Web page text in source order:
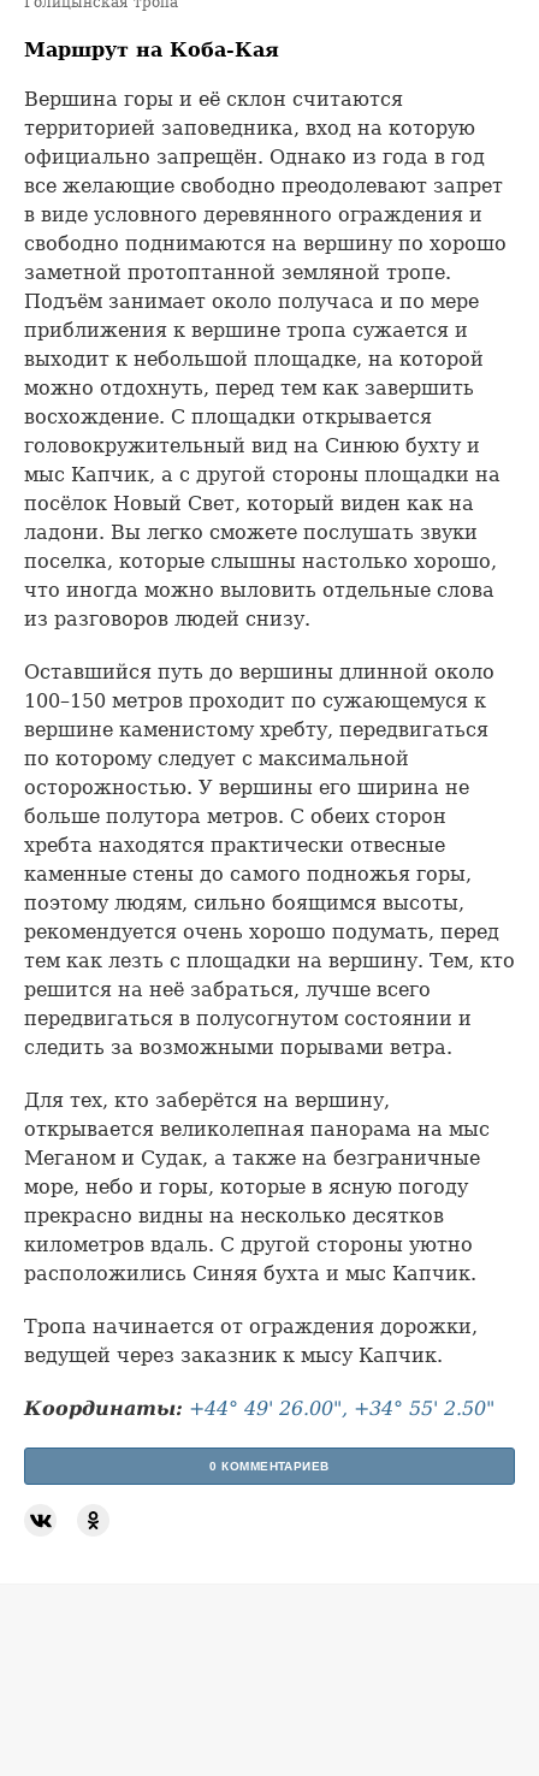
Маршрут на Коба-Кая
Вершина горы и её склон считаются
территорией заповедника, вход на которую
официально запрещён. Однако из года в год
все желающие свободно преодолевают запрет
в виде условного деревянного ограждения и
свободно поднимаются на вершину по хорошо
заметной протоптанной земляной тропе.
Подъём занимает около получаса и по мере
приближения к вершине тропа сужается и
выходит к небольшой площадке, на которой
можно отдохнуть, перед тем как завершить
восхождение. С площадки открывается
головокружительный вид на Синюю бухту и
мыс Капчик, а с другой стороны площадки на
посёлок Новый Свет, который виден как на
ладони. Вы легко сможете послушать звуки
поселка, которые слышны настолько хорошо,
что иногда можно выловить отдельные слова
из разговоров людей снизу.
Оставшийся путь до вершины длинной около
100–150 метров проходит по сужающемуся к
вершине каменистому хребту, передвигаться
по которому следует с максимальной
осторожностью. У вершины его ширина не
больше полутора метров. С обеих сторон
хребта находятся практически отвесные
каменные стены до самого подножья горы,
поэтому людям, сильно боящимся высоты,
рекомендуется очень хорошо подумать, перед
тем как лезть с площадки на вершину. Тем, кто
решится на неё забраться, лучше всего
передвигаться в полусогнутом состоянии и
следить за возможными порывами ветра.
Для тех, кто заберётся на вершину,
открывается великолепная панорама на мыс
Меганом и Судак, а также на безграничные
море, небо и горы, которые в ясную погоду
прекрасно видны на несколько десятков
километров вдаль. С другой стороны уютно
расположились Синяя бухта и мыс Капчик.
Тропа начинается от ограждения дорожки,
ведущей через заказник к мысу Капчик.
Координаты: +44° 49' 26.00", +34° 55' 2.50"
0 КОММЕНТАРИЕВ